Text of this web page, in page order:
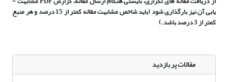
یابی آن نیز بارگذاری شود (باید شاخص مشابهت مقاله کمتر از 15 درصد و هر منبع
کمتر از 3 درصد باشد.)
مقالات پر بازدید